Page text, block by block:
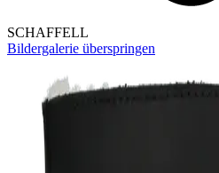
SCHAFFELL
Bildergalerie überspringen